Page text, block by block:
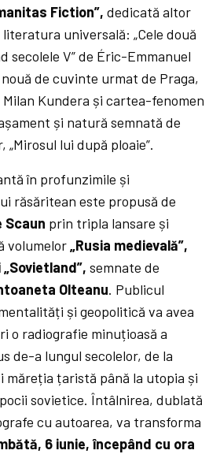
Fiction”, dedicată altor
universală: „Cele două
secolele V” de Éric-Emmanuel
de cuvinte urmat de Praga,
Milan Kundera și cartea-fenomen
și natură semnată de
lui după ploaie”.
în profunzimile și
răsăritean este propusă de
Scaun prin tripla lansare și
volumelor„Rusia medievală”,
semnate de
Olteanu. Publicul
și geopolitică va avea
o radiografie minuțioasă a
de-a lungul secolelor, de la
măreția țaristă până la utopia și
sovietice. Întâlnirea, dublată
cu autoarea, va transforma
6 iunie, începând cu ora